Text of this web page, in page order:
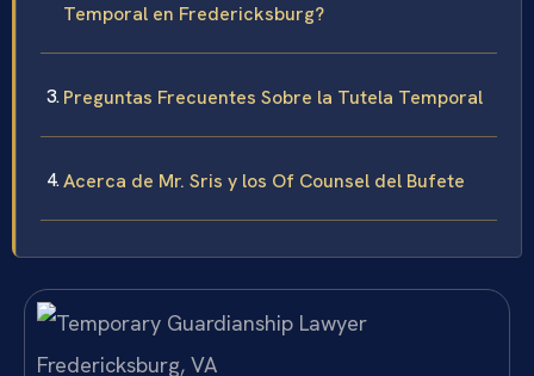
Temporal en Fredericksburg?
Preguntas Frecuentes Sobre la Tutela Temporal
Acerca de Mr. Sris y los Of Counsel del Bufete